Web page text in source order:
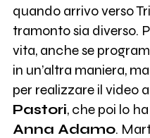
quando arrivo verso
tramonto sia diverso.
vita, anche se
in un’altra maniera,
per realizzare il video
Pastori, che poi lo
Anna Adamo.